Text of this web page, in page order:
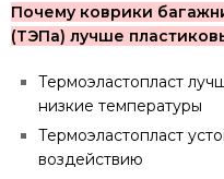
Почему коврики
(ТЭПа) лучше
Термоэластопласт
низкие температуры
Термоэластопласт
воздействию